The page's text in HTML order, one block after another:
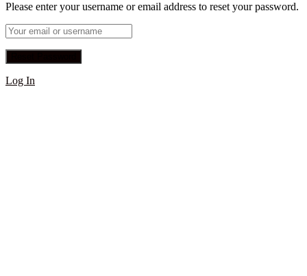
Please enter your username or email address to reset your password.
Log In